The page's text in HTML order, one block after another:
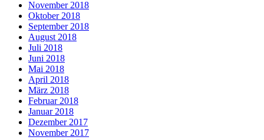
November 2018
Oktober 2018
September 2018
August 2018
Juli 2018
Juni 2018
Mai 2018
April 2018
März 2018
Februar 2018
Januar 2018
Dezember 2017
November 2017